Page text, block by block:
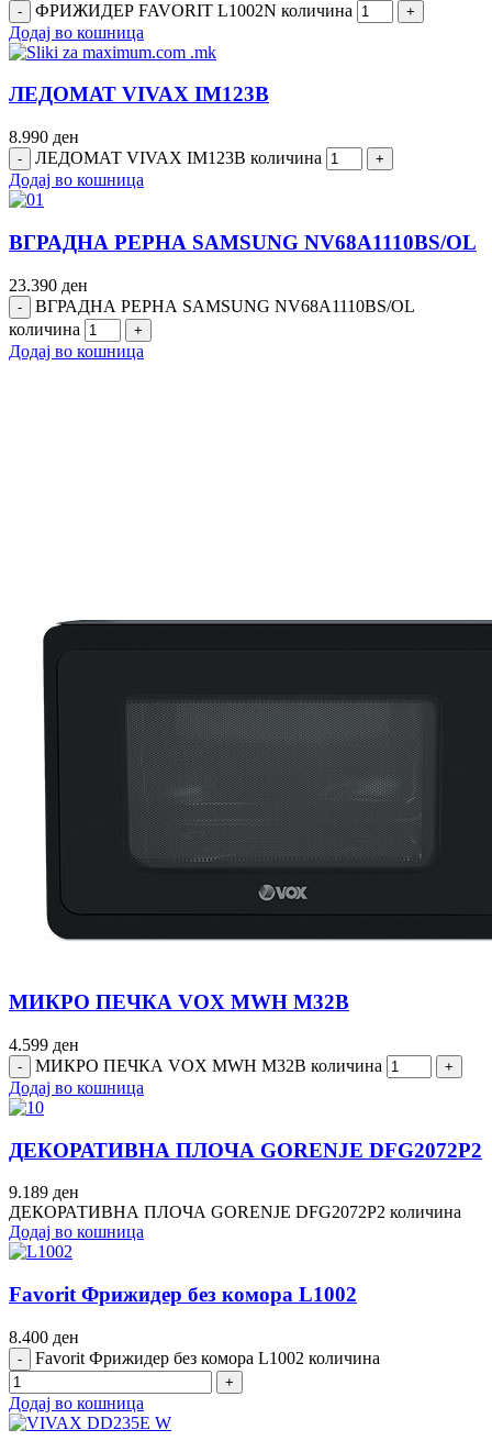
ФРИЖИДЕР FAVORIT L1002N количина
Додај во кошница
ЛЕДОМАТ VIVAX IM123B
8.990 ден
ЛЕДОМАТ VIVAX IM123B количина
Додај во кошница
ВГРАДНА РЕРНА SAMSUNG NV68A1110BS/OL
23.390 ден
ВГРАДНА РЕРНА SAMSUNG NV68A1110BS/OL
количина
Додај во кошница
МИКРО ПЕЧКА VOX MWH M32B
4.599 ден
МИКРО ПЕЧКА VOX MWH M32B количина
Додај во кошница
ДЕКОРАТИВНА ПЛОЧА GORENJE DFG2072P2
9.189 ден
ДЕКОРАТИВНА ПЛОЧА GORENJE DFG2072P2 количина
Додај во кошница
Favorit Фрижидер без комора L1002
8.400 ден
Favorit Фрижидер без комора L1002 количина
Додај во кошница